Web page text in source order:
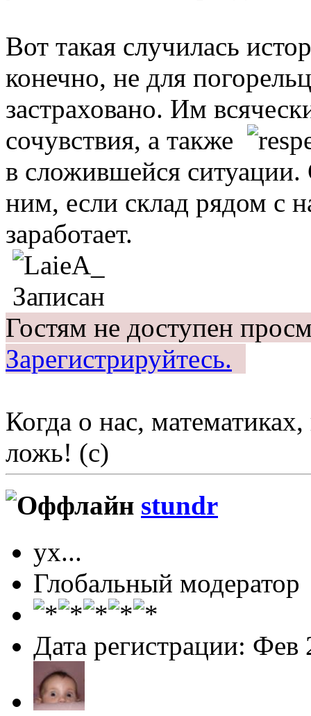
Вот такая случилась
конечно, не для
застраховано. Им
сочувствия, а также
в сложившейся ситуации.
ним, если склад рядом с
заработает.
Записан
Гостям не доступен
Зарегистрируйтесь.
Когда о нас,
ложь! (c)
stundr
ух...
Глобальный модератор
Дата регистрации: Фев